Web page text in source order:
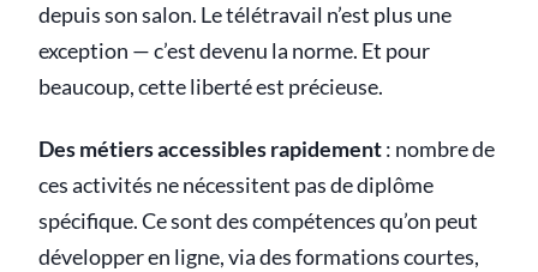
depuis son salon. Le télétravail n’est plus une
exception — c’est devenu la norme. Et pour
beaucoup, cette liberté est précieuse.
Des métiers accessibles rapidement: nombre de
ces activités ne nécessitent pas de diplôme
spécifique. Ce sont des compétences qu’on peut
développer en ligne, via des formations courtes,